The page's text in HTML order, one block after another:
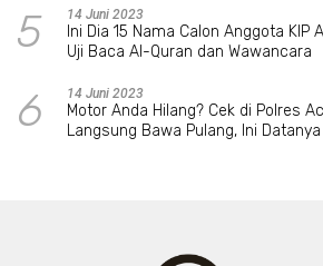
5 14 Juni 2023
Ini Dia 15 Nama Calon Anggota KIP
Uji Baca Al-Quran dan Wawancara
6 14 Juni 2023
Motor Anda Hilang? Cek di Polres
Langsung Bawa Pulang, Ini Datanya